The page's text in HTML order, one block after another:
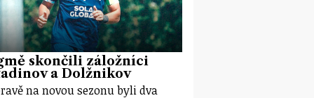
skončili záložníci
a Dolžnikov
na novou sezonu byli dva